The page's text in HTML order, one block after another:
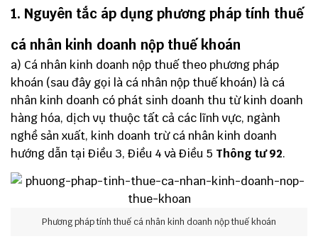
1. Nguyên tắc áp dụng phương pháp tính thuế
cá nhân kinh doanh nộp thuế khoán
a) Cá nhân kinh doanh nộp thuế theo phương pháp
khoán (sau đây gọi là cá nhân nộp thuế khoán) là cá
nhân kinh doanh có phát sinh doanh thu từ kinh doanh
hàng hóa, dịch vụ thuộc tất cả các lĩnh vực, ngành
nghề sản xuất, kinh doanh trừ cá nhân kinh doanh
hướng dẫn tại Điều 3, Điều 4 và Điều 5 Thông tư 92.
Phương pháp tính thuế cá nhân kinh doanh nộp thuế khoán